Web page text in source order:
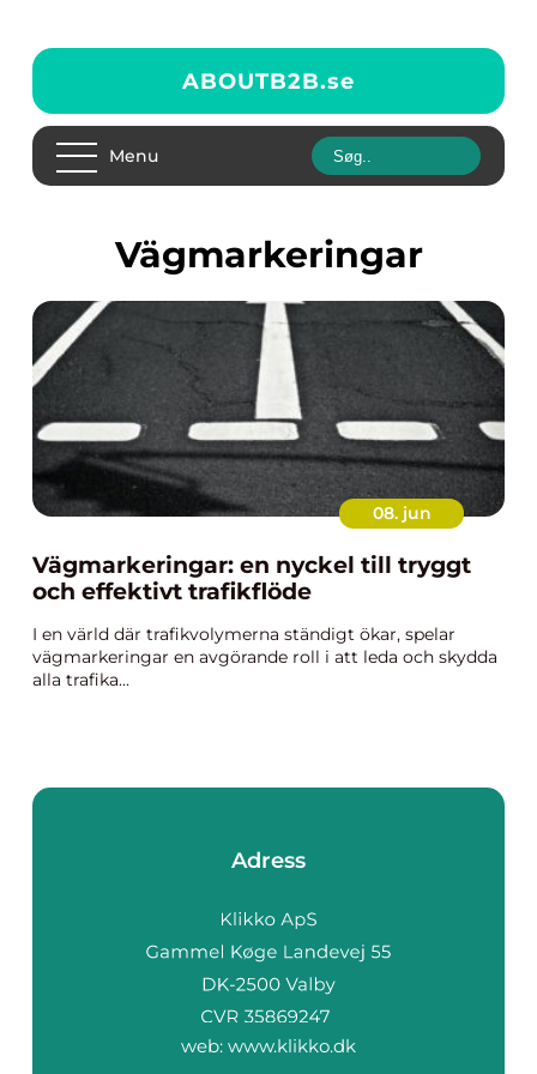
ABOUTB2B.se
Menu
vägmarkeringar
08. jun
Vägmarkeringar: en nyckel till tryggt
och effektivt trafikflöde
I en värld där trafikvolymerna ständigt ökar, spelar
vägmarkeringar en avgörande roll i att leda och skydda
alla trafika...
Adress
web: www.klikko.dk